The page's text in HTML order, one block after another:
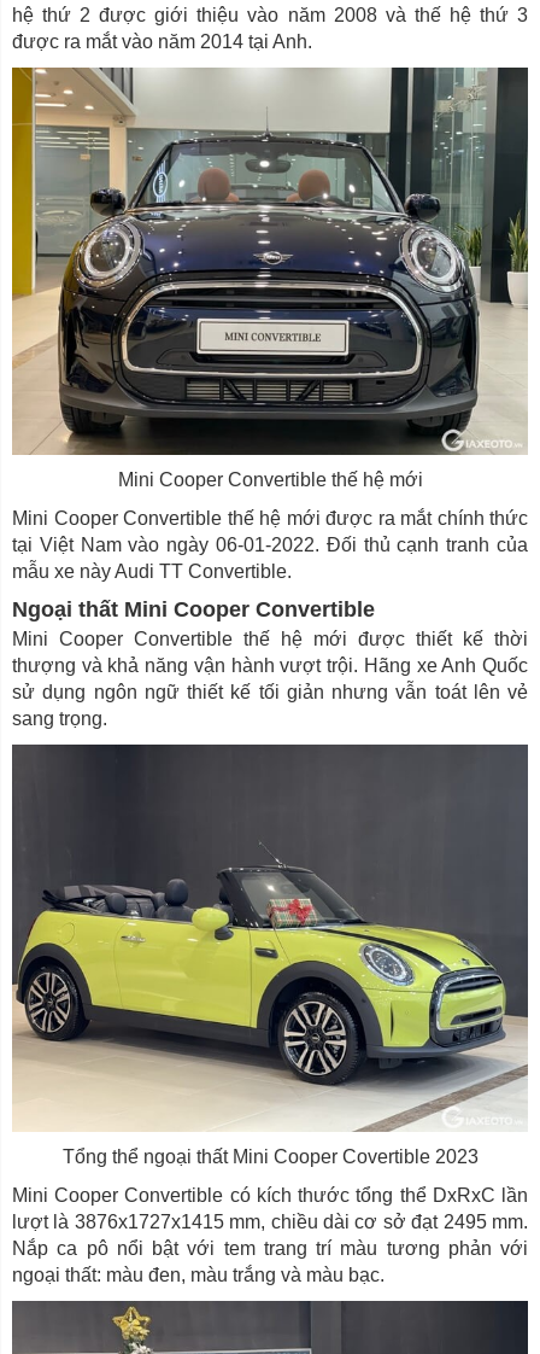
hệ thứ 2 được giới thiệu vào năm 2008 và thế hệ thứ 3
được ra mắt vào năm 2014 tại Anh.
Mini Cooper Convertible thế hệ mới
Mini Cooper Convertible thế hệ mới được ra mắt chính thức
tại Việt Nam vào ngày 06-01-2022. Đối thủ cạnh tranh của
mẫu xe này Audi TT Convertible.
Ngoại thất Mini Cooper Convertible
Mini Cooper Convertible thế hệ mới được thiết kế thời
thượng và khả năng vận hành vượt trội. Hãng xe Anh Quốc
sử dụng ngôn ngữ thiết kế tối giản nhưng vẫn toát lên vẻ
sang trọng.
Tổng thể ngoại thất Mini Cooper Covertible 2023
Mini Cooper Convertible có kích thước tổng thể DxRxC lần
lượt là 3876x1727x1415 mm, chiều dài cơ sở đạt 2495 mm.
Nắp ca pô nổi bật với tem trang trí màu tương phản với
ngoại thất: màu đen, màu trắng và màu bạc.